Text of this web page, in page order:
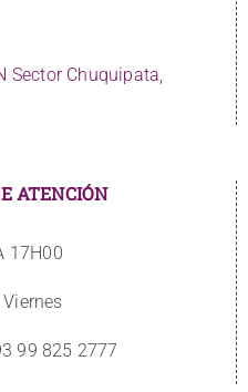
Sector Chuquipata,
ATENCIÓN
17H00
99 825 2777